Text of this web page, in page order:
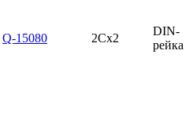
Q-15080 2Cx2
DIN-
рейка